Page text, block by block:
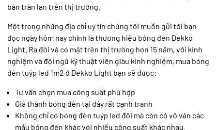
bán tràn lan trên thị trường.
Một trong những địa chỉ uy tín chúng tôi muốn gửi tới bạn
đọc ngày hôm nay chính là thương hiệu bóng đèn Dekko
Light. Ra đời và có mặt trên thị trường hơn 15 năm, với kinh
nghiệm và đội ngũ kỹ thuật viên giàu kinh nghiệm, mua bóng
đèn tuýp led 1m2 ở Dekko Light bạn sẽ được:
Tư vấn chọn mua công suất phù hợp
Giá thành bóng đèn tại đây rất cạnh tranh
Không chỉ có bóng đèn tuýp led đôi mà còn có vô vàn các
mẫu bóng đèn khác với nhiều công suất khác nhau.